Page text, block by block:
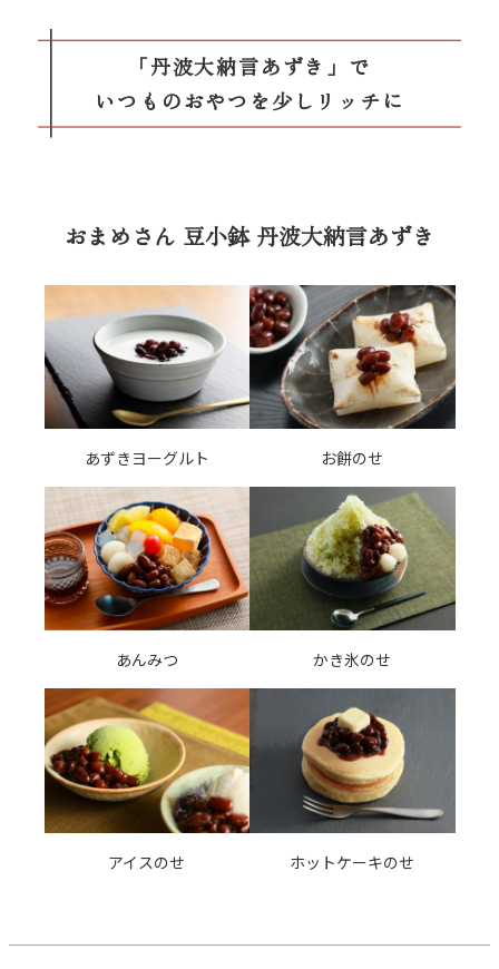
「丹波大納言あずき」で
いつものおやつを少しリッチに
おまめさん 豆小鉢 丹波大納言あずき
あずきヨーグルト お餅のせ
あんみつ かき氷のせ
アイスのせ ホットケーキのせ